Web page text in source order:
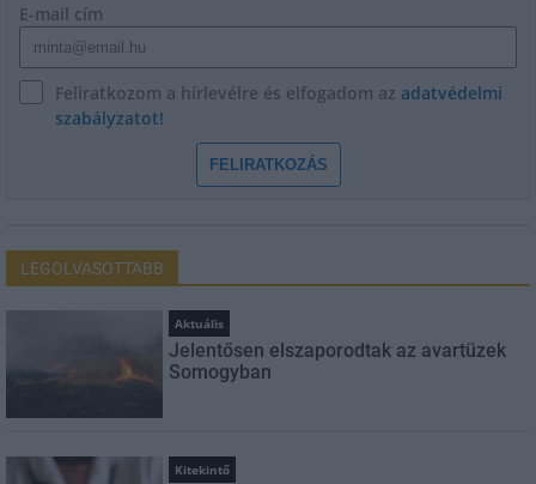
E-mail cím
Feliratkozom a hírlevélre és elfogadom az adatvédelmi
szabályzatot!
FELIRATKOZÁS
LEGOLVASOTTABB
Aktuális
Jelentősen elszaporodtak az avartüzek
Somogyban
Kitekintő